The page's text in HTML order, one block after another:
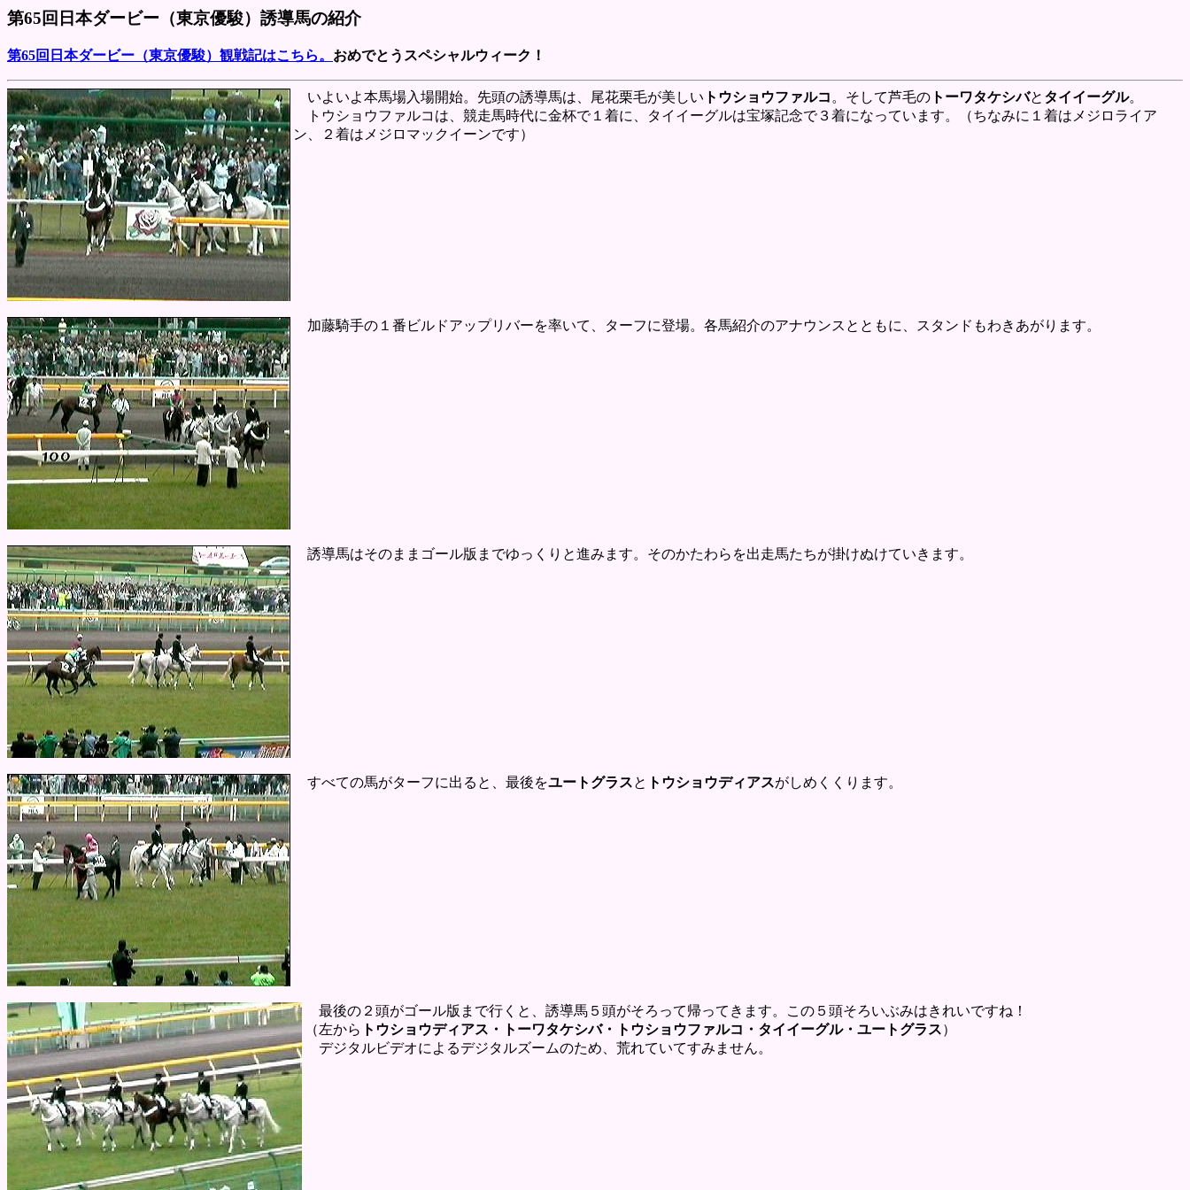
第65回日本ダービー（東京優駿）誘導馬の紹介
第65回日本ダービー（東京優駿）観戦記はこちら。 おめでとうスペシャルウィーク！
いよいよ本馬場入場開始。先頭の誘導馬は、尾花栗毛が美しい トウショウファルコ 。そして芦毛の トーワタケシバと タイイーグル。
トウショウファルコは、競走馬時代に金杯で１着に、タイイーグルは宝塚記念で３着になっています。（ちなみに１着はメジロライア
ン、２着はメジロマックイーンです）
加藤騎手の１番ビルドアップリバーを率いて、ターフに登場。各馬紹介のアナウンスとともに、スタンドもわきあがります。
誘導馬はそのままゴール版までゆっくりと進みます。そのかたわらを出走馬たちが掛けぬけていきます。
すべての馬がターフに出ると、最後をユートグラスと トウショウディアスがしめくくります。
最後の２頭がゴール版まで行くと、誘導馬５頭がそろって帰ってきます。この５頭そろいぶみはきれいですね！
（左から トウショウディアス・トーワタケシバ・トウショウファルコ・タイイーグル・ユートグラス）
デジタルビデオによるデジタルズームのため、荒れていてすみません。